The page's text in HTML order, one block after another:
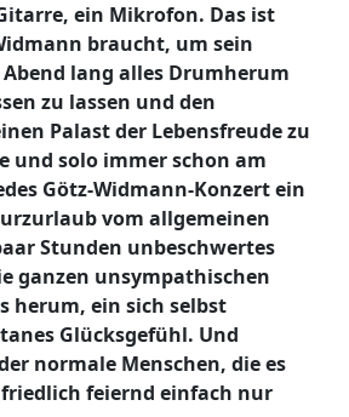
ein Mikrofon. Das ist
braucht, um sein
lang alles Drumherum
zu lassen und den
Palast der Lebensfreude zu
und solo immer schon am
Götz-Widmann-Konzert ein
vom allgemeinen
Stunden unbeschwertes
ganzen unsympathischen
herum, ein sich selbst
Glücksgefühl. Und
normale Menschen, die es
feiernd einfach nur